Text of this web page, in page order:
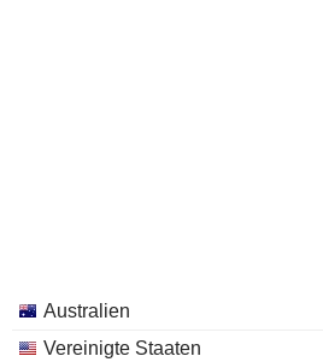
Australien
Vereinigte Staaten